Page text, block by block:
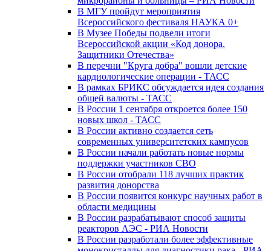
В МГУ пройдут мероприятия
Всероссийского фестиваля НАУКА 0+
В Музее Победы подвели итоги
Всероссийской акции «Код донора.
Защитники Отечества»
В перечни "Круга добра" вошли детские
кардиологические операции - ТАСС
В рамках БРИКС обсуждается идея создания
общей валюты - ТАСС
В России 1 сентября откроется более 150
новых школ - ТАСС
В России активно создается сеть
современных университетских кампусов
В России начали работать новые нормы
поддержки участников СВО
В России отобрали 118 лучших практик
развития донорства
В России появится конкурс научных работ в
области медицины
В России разрабатывают способ защиты
реакторов АЭС - РИА Новости
В России разработали более эффективные